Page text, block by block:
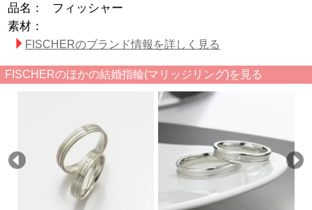
品名：
フィッシャー
素材：
FISCHERのブランド情報を詳しく見る
FISCHERのほかの結婚指輪(マリッジリング)を見る